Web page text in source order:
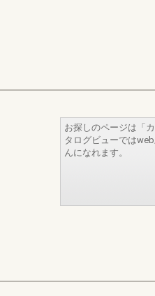
お探しのページは「
タログビューでは
んになれます。